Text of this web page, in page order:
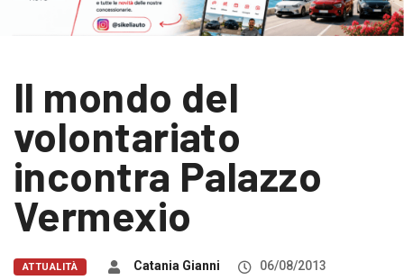
Il mondo del
volontariato
incontra Palazzo
Vermexio
ATTUALITÀ Catania Gianni
06/08/2013